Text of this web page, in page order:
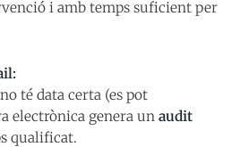
i amb temps suficient per
té data certa (es pot
electrònica genera un audit
qualificat.